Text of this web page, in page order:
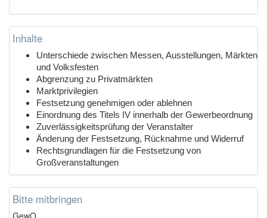
Inhalte
Unterschiede zwischen Messen, Ausstellungen, Märkten
und Volksfesten
Abgrenzung zu Privatmärkten
Marktprivilegien
Festsetzung genehmigen oder ablehnen
Einordnung des Titels IV innerhalb der Gewerbeordnung
Zuverlässigkeitsprüfung der Veranstalter
Änderung der Festsetzung, Rücknahme und Widerruf
Rechtsgrundlagen für die Festsetzung von
Großveranstaltungen
Bitte mitbringen
GewO